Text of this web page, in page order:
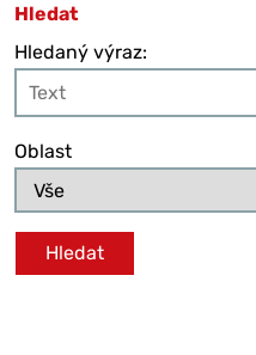
Hledat
Hledaný výraz:
Oblast